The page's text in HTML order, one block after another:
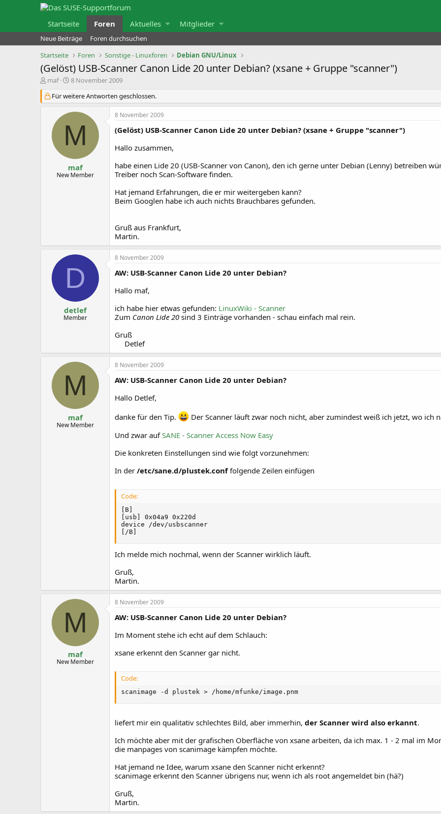
Startseite Foren Aktuelles Mitglieder
Neue Beiträge
Foren durchsuchen
Startseite
Foren Sonstige - Linuxforen Debian GNU/Linux
(Gelöst) USB-Scanner Canon Lide 20 unter Debian? (xsane + Gruppe "scanner")
E
s
t
maf
E
s
t
t
a
m
8 November 2009
Für weitere Antworten geschlossen.
M
maf
New Member
8 November 2009
(Gelöst) USB-Scanner Canon Lide 20 unter Debian? (xsane + Gruppe "scanner")
Hallo zusammen,
habe einen Lide 20 (USB-Scanner von Canon), den ich gerne unter Debian (Lenny) betreiben
Treiber noch Scan-Software finden.
Hat jemand Erfahrungen, die er mir weitergeben kann?
Beim Googlen habe ich auch nichts Brauchbares gefunden.
Gruß aus Frankfurt,
Martin.
D
detlef
Member
8 November 2009
AW: USB-Scanner Canon Lide 20 unter Debian?
Hallo maf,
ich habe hier etwas gefunden: LinuxWiki - Scanner
Zum Canon Lide 20 sind 3 Einträge vorhanden - schau einfach mal rein.
Gruß
Detlef​
M
maf
New Member
8 November 2009
AW: USB-Scanner Canon Lide 20 unter Debian?
Hallo Detlef,
danke für den Tip.
Der Scanner läuft zwar noch nicht, aber zumindest weiß ich jetzt, wo ich
Und zwar aufSANE - Scanner Access Now Easy
Die konkreten Einstellungen sind wie folgt vorzunehmen:
In der /etc/sane.d/plustek.conffolgende Zeilen einfügen
Code:
[B]
[usb] 0x04a9 0x220d
device /dev/usbscanner
[/B]
Ich melde mich nochmal, wenn der Scanner wirklich läuft.
Gruß,
Martin.
M
maf
New Member
8 November 2009
AW: USB-Scanner Canon Lide 20 unter Debian?
Im Moment stehe ich echt auf dem Schlauch:
xsane erkennt den Scanner gar nicht.
Code:
scanimage -d plustek > /home/mfunke/image.pnm
liefert mir ein qualitativ schlechtes Bild, aber immerhin, der Scanner wird also erkannt.
Ich möchte aber mit der grafischen Oberfläche von xsane arbeiten, da ich max. 1 - 2 mal im
die manpages von scanimage kämpfen möchte.
Hat jemand ne Idee, warum xsane den Scanner nicht erkennt?
scanimage erkennt den Scanner übrigens nur, wenn ich als root angemeldet bin (hä?)
Gruß,
Martin.